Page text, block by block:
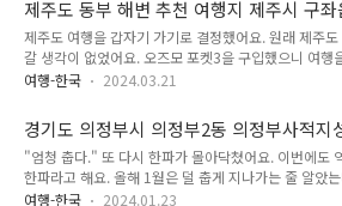
진짜로 많이 풀려요..
가 경기도 김포시로 이사했어요. 그래서 경기도 김포시
있냐고 물어봤어요. "저 인천으로 이사한 지가 언제인데
하네요." "너 인천으로 이사했어? 인천 어디?" "계양
양구?" 친한 동생은 인천 계양구로 이사한 지가 언제인
시 계양구로 이사했다고 예전에 말했던 것이 얼핏 기억
친한 동생에..
제주도 동부 해변 추천 여행지 제주시 구좌
화리 재래시장 세화민속오일시장 오일장
제주도 여행을 갑자기 가기로 결정했어요. 원래 제주
갈 생각이 없었어요. 오즈모 포켓3을 구입했으니 여행
즈모 포켓3으로 영상을 촬영해보고 싶기는 했지만, 여행
도 동해안을 다시 가 볼 생각이었어요. 하지만 날이 쌀쌀
문에 강원도 동해안을 가기 싫어졌어요. 그러던 차에 별
이 인터넷으로 제주도 비행기표를 검색했더니 제주도
가 매우 저렴했어요. 이 정도면 그냥 다녀와도 될 정도였
지의 다른 곳 가는 것보다 제주도 가는 것이 더 저렴했어
여행-한국 2024.03.21
경기도 의정부시 의정부2동 의정부사적지
2023년 크리스마스 이브 야경
"엄청 춥다." 또 다시 한파가 몰아닥쳤어요. 이번에도
한파라고 해요. 올해 1월은 덜 춥게 지나가는 줄 알았
한파는 어김없이 찾아왔어요. 너무 추워서 밖에 돌아다
여행-한국 2024.01.23